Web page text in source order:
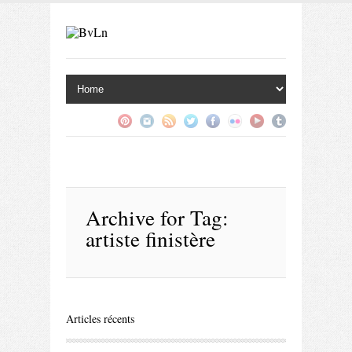
Archive forTag:
artiste finistère
Articles récents